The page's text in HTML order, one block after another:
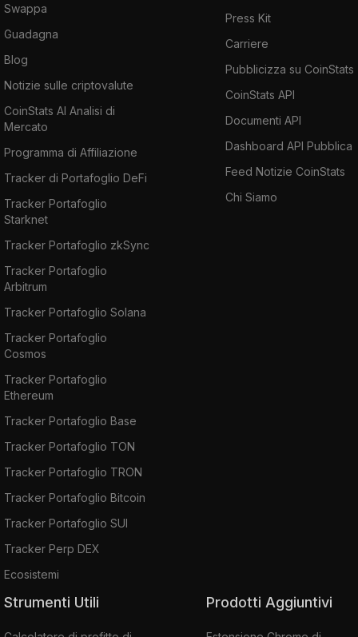
Swappa
Guadagna
Blog
Notizie sulle criptovalute
CoinStats AI Analisi di
Mercato
Programma di Affiliazione
Tracker di Portafoglio DeFi
Tracker Portafoglio
Starknet
Tracker Portafoglio zkSync
Tracker Portafoglio
Arbitrum
Tracker Portafoglio Solana
Tracker Portafoglio
Cosmos
Tracker Portafoglio
Ethereum
Tracker Portafoglio Base
Tracker Portafoglio TON
Tracker Portafoglio TRON
Tracker Portafoglio Bitcoin
Tracker Portafoglio SUI
Tracker Perp DEX
Ecosistemi
Press Kit
Carriere
Pubblicizza su CoinStats
CoinStats API
Documenti API
Dashboard API Pubblica
Feed Notizie CoinStats
Chi Siamo
Strumenti Utili Prodotti Aggiuntivi